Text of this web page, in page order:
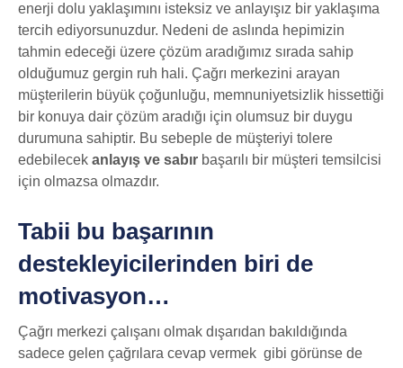
enerji dolu yaklaşımını isteksiz ve anlayışız bir yaklaşıma
tercih ediyorsunuzdur. Nedeni de aslında hepimizin
tahmin edeceği üzere çözüm aradığımız sırada sahip
olduğumuz gergin ruh hali. Çağrı merkezini arayan
müşterilerin büyük çoğunluğu, memnuniyetsizlik hissettiği
bir konuya dair çözüm aradığı için olumsuz bir duygu
durumuna sahiptir. Bu sebeple de müşteriyi tolere
edebilecek anlayış ve sabır başarılı bir müşteri temsilcisi
için olmazsa olmazdır.
Tabii bu başarının
destekleyicilerinden biri de
motivasyon…
Çağrı merkezi çalışanı olmak dışarıdan bakıldığında
sadece gelen çağrılara cevap vermek gibi görünse de